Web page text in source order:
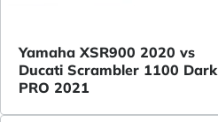
Yamaha XSR900 2020 vs
Ducati Scrambler 1100 Dark
PRO 2021